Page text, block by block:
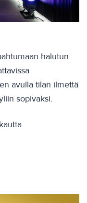
halutun
avulla tilan ilmettä
sopivaksi.